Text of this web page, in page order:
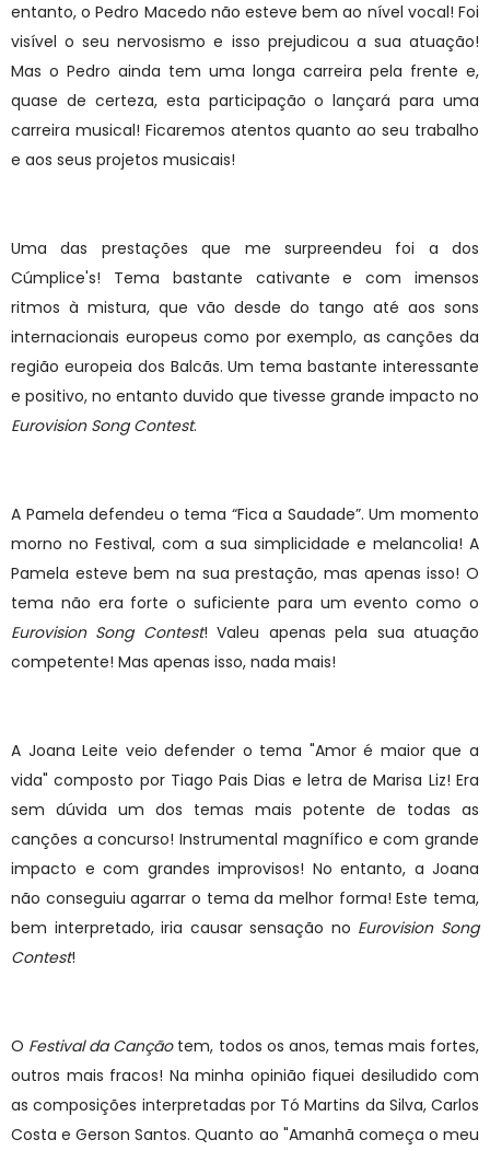
entanto, o Pedro Macedo não esteve bem ao nível vocal! Foi
visível o seu nervosismo e isso prejudicou a sua atuação!
Mas o Pedro ainda tem uma longa carreira pela frente e,
quase de certeza, esta participação o lançará para uma
carreira musical! Ficaremos atentos quanto ao seu trabalho
e aos seus projetos musicais!
Uma das prestações que me surpreendeu foi a dos
Cúmplice's! Tema bastante cativante e com imensos
ritmos à mistura, que vão desde do tango até aos sons
internacionais europeus como por exemplo, as canções da
região europeia dos Balcãs. Um tema bastante interessante
e positivo, no entanto duvido que tivesse grande impacto no
Eurovision Song Contest.
A Pamela defendeu o tema “Fica a Saudade”. Um momento
morno no Festival, com a sua simplicidade e melancolia! A
Pamela esteve bem na sua prestação, mas apenas isso! O
tema não era forte o suficiente para um evento como o
Eurovision Song Contest! Valeu apenas pela sua atuação
competente! Mas apenas isso, nada mais!
A Joana Leite veio defender o tema "Amor é maior que a
vida" composto por Tiago Pais Dias e letra de Marisa Liz! Era
sem dúvida um dos temas mais potente de todas as
canções a concurso! Instrumental magnífico e com grande
impacto e com grandes improvisos! No entanto, a Joana
não conseguiu agarrar o tema da melhor forma! Este tema,
bem interpretado, iria causar sensação no Eurovision Song
Contest!
O Festival da Cançãotem, todos os anos, temas mais fortes,
outros mais fracos! Na minha opinião fiquei desiludido com
as composições interpretadas por Tó Martins da Silva, Carlos
Costa e Gerson Santos. Quanto ao "Amanhã começa o meu